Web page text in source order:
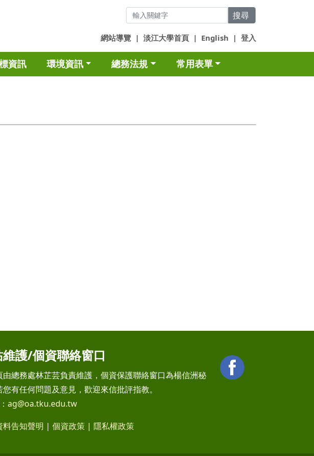
搜尋
網站導覽 | 淡江大學首頁 | English | 登入
資訊 環境資訊 總務法規 常用表單
護/個資聯絡窗口
由總務處林芷芸負責維護，個資保護聯絡窗口為楊信洲秘
有任何問題及意見，歡迎來信批評指教。
ag@oa.tku.edu.tw
料告知聲明 | 個資政策 | 隱私權政策